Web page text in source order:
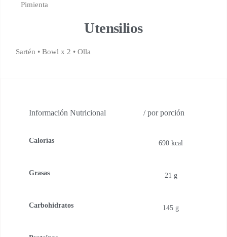
Pimienta
Utensilios
Sartén • Bowl x 2 • Olla
Información Nutricional / por porción
Calorías 690 kcal
Grasas 21 g
Carbohidratos 145 g